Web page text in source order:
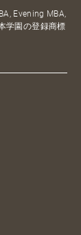
Evening MBA,
学園の登録商標